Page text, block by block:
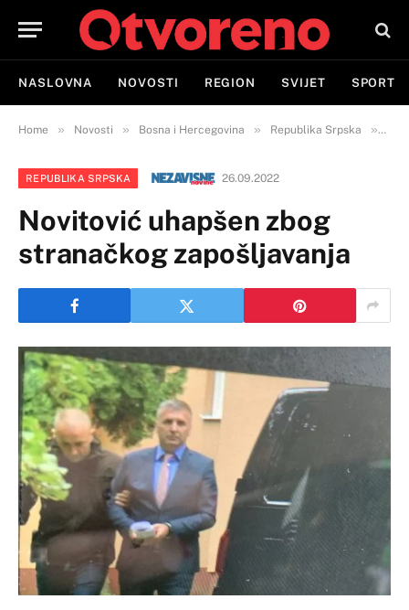
NASLOVNA NOVOSTI REGION SVIJET SPORT
Home » Novosti » Bosna i Hercegovina » Republika Srpska »
REPUBLIKA SRPSKA 26.09.2022
Novitović uhapšen zbog
stranačkog zapošljavanja